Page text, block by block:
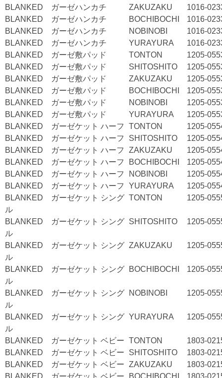
BLANKED ガーゼハンカチ
ZAKUZAKU
1016-
BLANKED ガーゼハンカチ
BOCHIBOCHI
1016-
BLANKED ガーゼハンカチ
NOBINOBI
1016-
BLANKED ガーゼハンカチ
YURAYURA
1016-
BLANKED ガーゼ敷パッド
TONTON
1205-
BLANKED ガーゼ敷パッド
SHITOSHITO
1205-
BLANKED ガーゼ敷パッド
ZAKUZAKU
1205-
BLANKED ガーゼ敷パッド
BOCHIBOCHI
1205-
BLANKED ガーゼ敷パッド
NOBINOBI
1205-
BLANKED ガーゼ敷パッド
YURAYURA
1205-
BLANKED ガーゼケット ハーフ
TONTON
1205-
BLANKED ガーゼケット ハーフ
SHITOSHITO
1205-
BLANKED ガーゼケット ハーフ
ZAKUZAKU
1205-
BLANKED ガーゼケット ハーフ
BOCHIBOCHI
1205-
BLANKED ガーゼケット ハーフ
NOBINOBI
1205-
BLANKED ガーゼケット ハーフ
YURAYURA
1205-
BLANKED ガーゼケット シング
ル
TONTON 1205-
BLANKED ガーゼケット シング
ル
SHITOSHITO 1205-
BLANKED ガーゼケット シング
ル
ZAKUZAKU 1205-
BLANKED ガーゼケット シング
ル
BOCHIBOCHI 1205-
BLANKED ガーゼケット シング
ル
NOBINOBI 1205-
BLANKED ガーゼケット シング
ル
YURAYURA 1205-
BLANKED ガーゼケット ベビー TONTON
1803-
BLANKED ガーゼケット ベビー
SHITOSHITO
1803-
BLANKED ガーゼケット ベビー ZAKUZAKU
1803-
BLANKED ガーゼケット ベビー
BOCHIBOCHI 1803-